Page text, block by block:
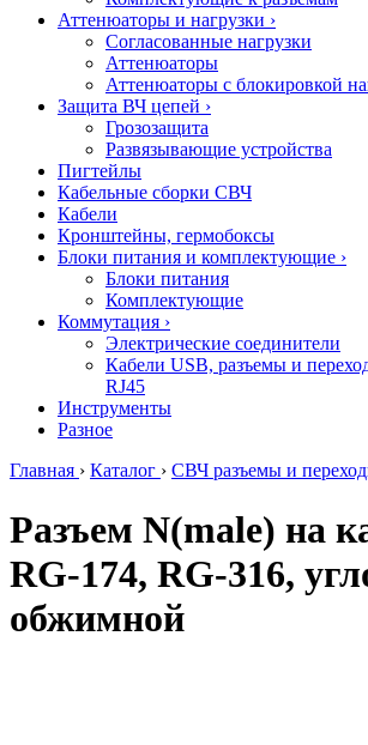
Аттенюаторы и нагрузки ›
Согласованные нагрузки
Аттенюаторы
Аттенюаторы с блокировкой
Защита ВЧ цепей ›
Грозозащита
Развязывающие устройства
Пигтейлы
Кабельные сборки СВЧ
Кабели
Кронштейны, гермобоксы
Блоки питания и комплектующие ›
Блоки питания
Комплектующие
Коммутация ›
Электрические соединители
Кабели USB, разъемы и
RJ45
Инструменты
Разное
Главная › Каталог › СВЧ разъемы и
Разъем N(male) на
RG-174, RG-316,
обжимной